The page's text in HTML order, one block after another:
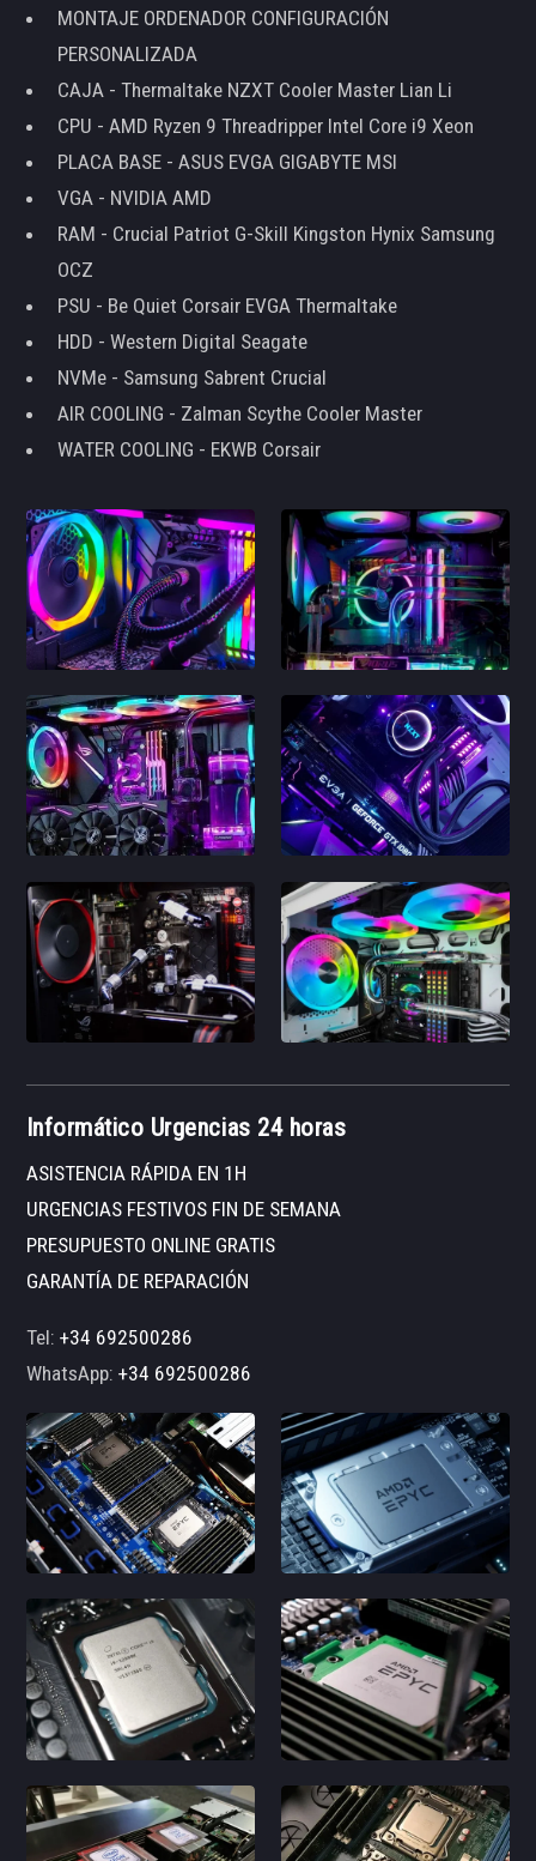
MONTAJE ORDENADOR CONFIGURACIÓN
PERSONALIZADA
CAJA - Thermaltake NZXT Cooler Master Lian Li
CPU - AMD Ryzen 9 Threadripper Intel Core i9 Xeon
PLACA BASE - ASUS EVGA GIGABYTE MSI
VGA - NVIDIA AMD
RAM - Crucial Patriot G-Skill Kingston Hynix Samsung
OCZ
PSU - Be Quiet Corsair EVGA Thermaltake
HDD - Western Digital Seagate
NVMe - Samsung Sabrent Crucial
AIR COOLING - Zalman Scythe Cooler Master
WATER COOLING - EKWB Corsair
Informático Urgencias 24 horas
ASISTENCIA RÁPIDA EN 1H
URGENCIAS FESTIVOS FIN DE SEMANA
PRESUPUESTO ONLINE GRATIS
GARANTÍA DE REPARACIÓN
Tel:+34 692500286
WhatsApp:+34 692500286